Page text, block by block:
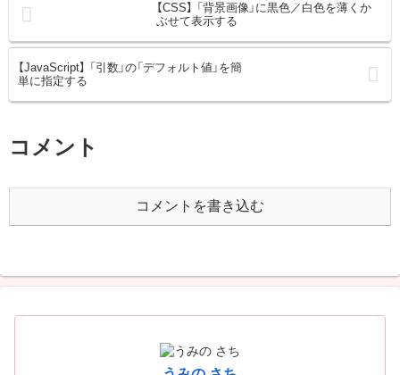
【CSS】 「背景画像」に黒色／白色を薄くか
ぶせて表示する
【JavaScript】 「引数」の「デフォルト値」を簡
単に指定する
コメント
コメントを書き込む